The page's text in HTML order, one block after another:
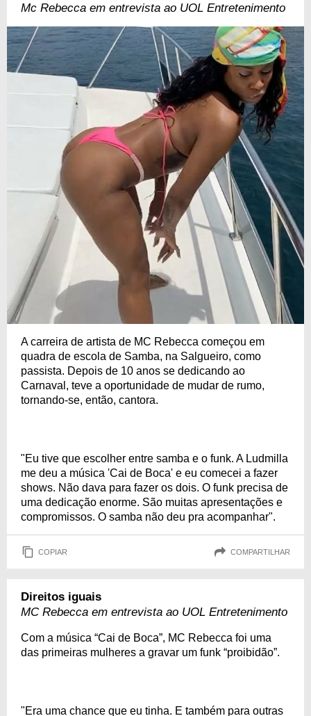
Mc Rebecca em entrevista ao UOL Entretenimento
A carreira de artista de MC Rebecca começou em
quadra de escola de Samba, na Salgueiro, como
passista. Depois de 10 anos se dedicando ao
Carnaval, teve a oportunidade de mudar de rumo,
tornando-se, então, cantora.
"Eu tive que escolher entre samba e o funk. A Ludmilla
me deu a música 'Cai de Boca' e eu comecei a fazer
shows. Não dava para fazer os dois. O funk precisa de
uma dedicação enorme. São muitas apresentações e
compromissos. O samba não deu pra acompanhar".
COPIAR COMPARTILHAR
Direitos iguais
MC Rebecca em entrevista ao UOL Entretenimento
Com a música “Cai de Boca”, MC Rebecca foi uma
das primeiras mulheres a gravar um funk “proibidão”.
"Era uma chance que eu tinha. E também para outras